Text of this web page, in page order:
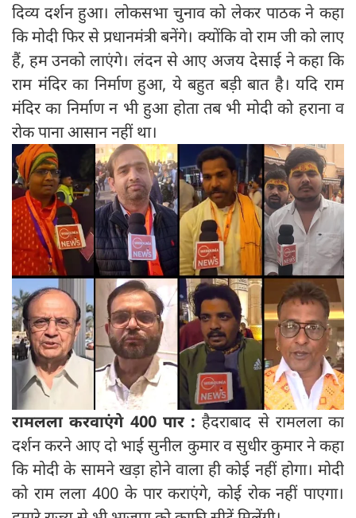
दिव्य दर्शन हुआ। लोकसभा चुनाव को लेकर पाठक ने कहा
कि मोदी फिर से प्रधानमंत्री बनेंगे। क्योंकि वो राम जी को लाए
हैं, हम उनको लाएंगे। लंदन से आए अजय देसाई ने कहा कि
राम मंदिर का निर्माण हुआ, ये बहुत बड़ी बात है। यदि राम
मंदिर का निर्माण न भी हुआ होता तब भी मोदी को हराना व
रोक पाना आसान नहीं था।
रामलला करवाएंगे 400 पार :हैदराबाद से रामलला का
दर्शन करने आए दो भाई सुनील कुमार व सुधीर कुमार ने कहा
कि मोदी के सामने खड़ा होने वाला ही कोई नहीं होगा। मोदी
को राम लला 400 के पार कराएंगे, कोई रोक नहीं पाएगा।